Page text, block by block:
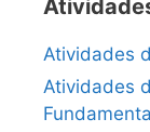
Atividades
Atividades